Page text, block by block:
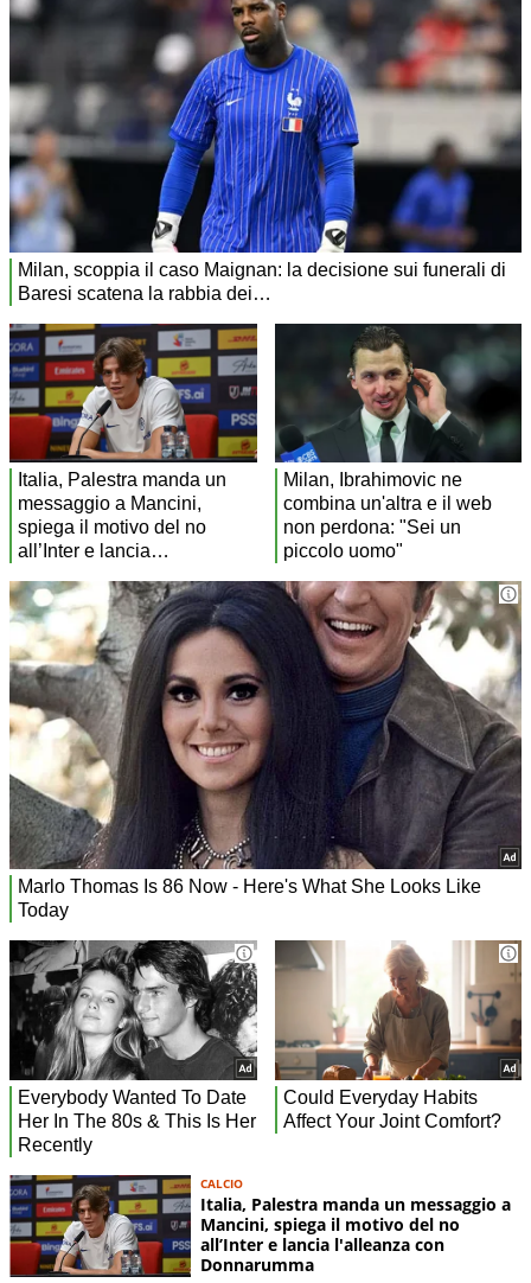
CALCIO
Italia, Palestra manda un messaggio a
Mancini, spiega il motivo del no
all’Inter e lancia l'alleanza con
Donnarumma